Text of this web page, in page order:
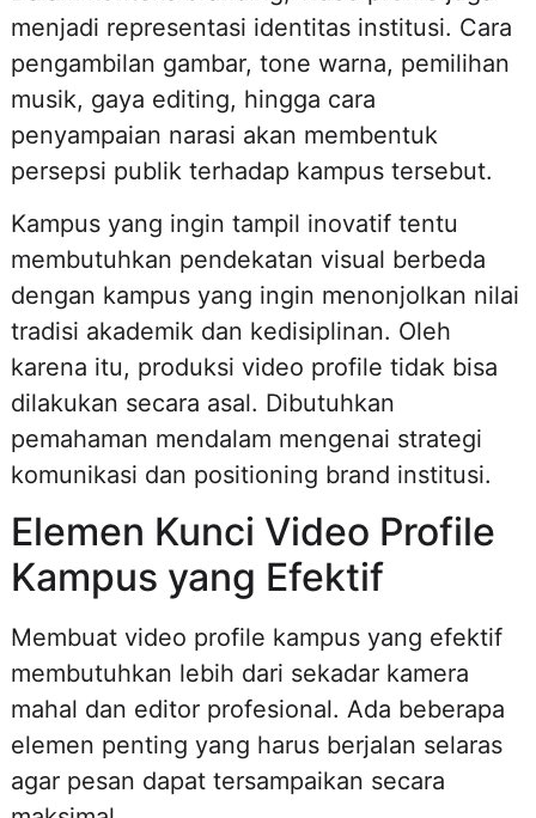
menjadi representasi identitas institusi. Cara
pengambilan gambar, tone warna, pemilihan
musik, gaya editing, hingga cara
penyampaian narasi akan membentuk
persepsi publik terhadap kampus tersebut.
Kampus yang ingin tampil inovatif tentu
membutuhkan pendekatan visual berbeda
dengan kampus yang ingin menonjolkan nilai
tradisi akademik dan kedisiplinan. Oleh
karena itu, produksi video profile tidak bisa
dilakukan secara asal. Dibutuhkan
pemahaman mendalam mengenai strategi
komunikasi dan positioning brand institusi.
Elemen Kunci Video Profile
Kampus yang Efektif
Membuat video profile kampus yang efektif
membutuhkan lebih dari sekadar kamera
mahal dan editor profesional. Ada beberapa
elemen penting yang harus berjalan selaras
agar pesan dapat tersampaikan secara